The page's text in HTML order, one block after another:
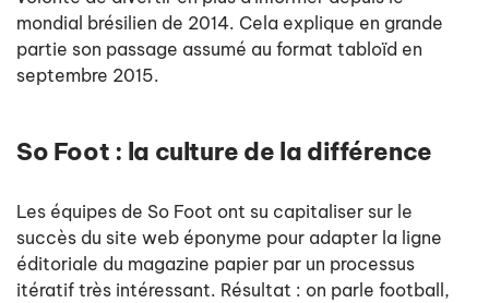
mondial brésilien de 2014. Cela explique en grande
partie son passage assumé au format tabloïd en
septembre 2015.
So Foot : la culture de la différence
Les équipes de So Foot ont su capitaliser sur le
succès du site web éponyme pour adapter la ligne
éditoriale du magazine papier par un processus
itératif très intéressant. Résultat : on parle football,